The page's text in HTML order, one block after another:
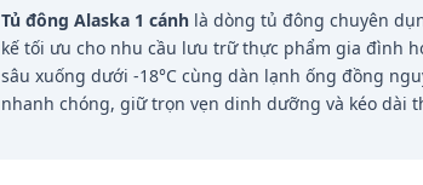
Tủ đông Alaska 1 cánh là dòng tủ đông chuyên
kế tối ưu cho nhu cầu lưu trữ thực phẩm gia đình
sâu xuống dưới -18°C cùng dàn lạnh ống đồng
nhanh chóng, giữ trọn vẹn dinh dưỡng và kéo dài